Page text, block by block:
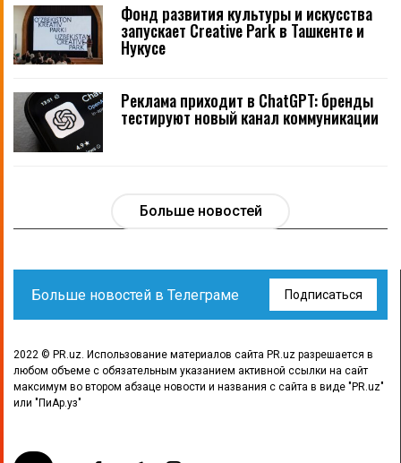
Фонд развития культуры и искусства
запускает Creative Park в Ташкенте и
Нукусе
Реклама приходит в ChatGPT: бренды
тестируют новый канал коммуникации
Больше новостей
Больше новостей в Телеграме Подписаться
2022 © PR.uz. Использование материалов сайта PR.uz разрешается в
любом объеме с обязательным указанием активной ссылки на сайт
максимум во втором абзаце новости и названия с сайта в виде "PR.uz"
или "ПиАр.уз"